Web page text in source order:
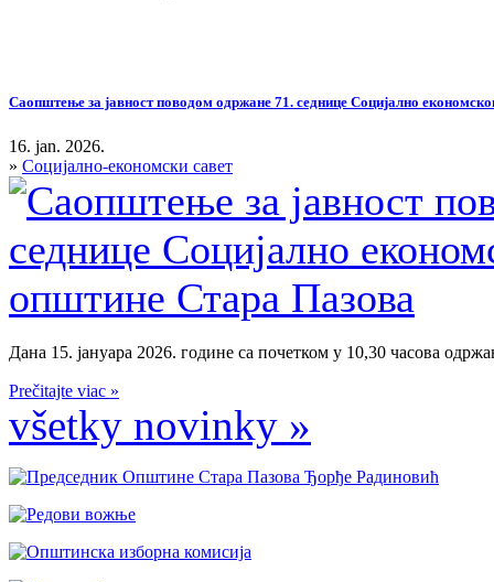
Саопштење за јавност поводом одржане 71. седнице Социјално
16. jan. 2026.
» Социјално-економски савет
Дана 15. јануара 2026. године са почетком у 10,30 часова
Prečitajte viac »
všetky novinky »